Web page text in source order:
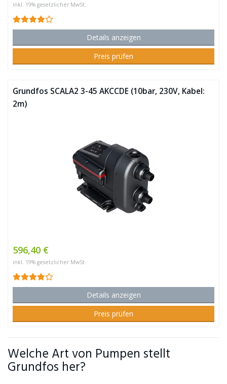
inkl. 19% gesetzlicher MwSt.
Details anzeigen
Preis prüfen
Grundfos SCALA2 3-45 AKCCDE (10bar, 230V, Kabel:
2m)
596,40 €
inkl. 19% gesetzlicher MwSt.
Details anzeigen
Preis prüfen
Welche Art von Pumpen stellt
Grundfos her?